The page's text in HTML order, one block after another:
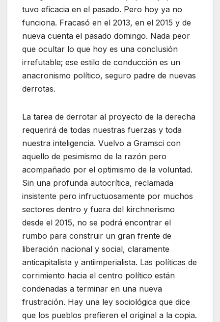
tuvo eficacia en el pasado. Pero hoy ya no
funciona. Fracasó en el 2013, en el 2015 y de
nueva cuenta el pasado domingo. Nada peor
que ocultar lo que hoy es una conclusión
irrefutable; ese estilo de conducción es un
anacronismo político, seguro padre de nuevas
derrotas.
La tarea de derrotar al proyecto de la derecha
requerirá de todas nuestras fuerzas y toda
nuestra inteligencia. Vuelvo a Gramsci con
aquello de pesimismo de la razón pero
acompañado por el optimismo de la voluntad.
Sin una profunda autocrítica, reclamada
insistente pero infructuosamente por muchos
sectores dentro y fuera del kirchnerismo
desde el 2015, no se podrá encontrar el
rumbo para construir un gran frente de
liberación nacional y social, claramente
anticapitalista y antiimperialista. Las políticas de
corrimiento hacia el centro político están
condenadas a terminar en una nueva
frustración. Hay una ley sociológica que dice
que los pueblos prefieren el original a la copia.